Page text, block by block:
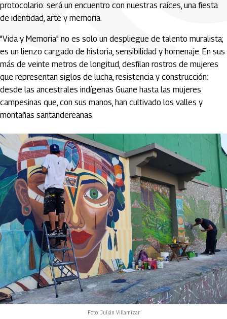
protocolario: será un encuentro con nuestras raíces, una fiesta
de identidad, arte y memoria.
"Vida y Memoria" no es solo un despliegue de talento muralista;
es un lienzo cargado de historia, sensibilidad y homenaje. En sus
más de veinte metros de longitud, desfilan rostros de mujeres
que representan siglos de lucha, resistencia y construcción:
desde las ancestrales indígenas Guane hasta las mujeres
campesinas que, con sus manos, han cultivado los valles y
montañas santandereanas.
Foto: Julián Villamizar